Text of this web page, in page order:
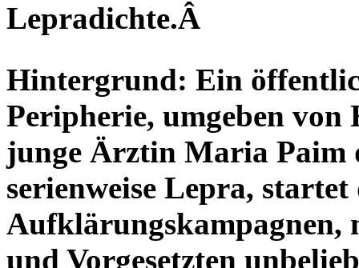
Lepradichte.Â
Hintergrund: Ein
Peripherie, umgeben
junge Ärztin Maria Paim
serienweise Lepra,
Aufklärungskampagnen,
und Vorgesetzten